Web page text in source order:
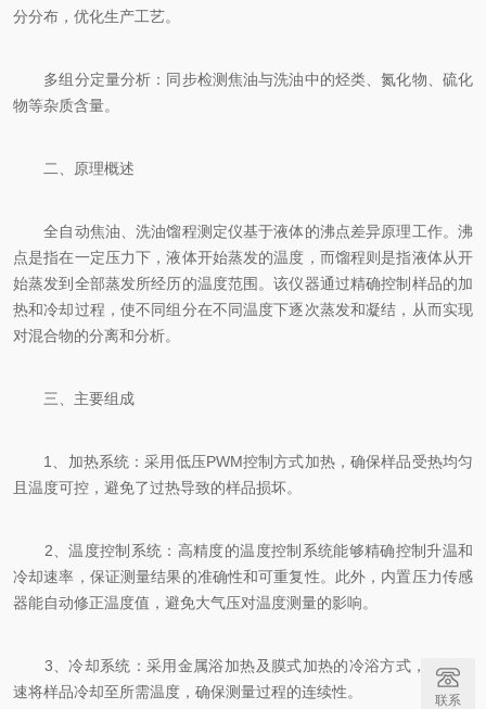
分分布，优化生产工艺。
多组分定量分析：同步检测焦油与洗油中的烃类、氮化物、硫化
物等杂质含量。
二、原理概述
全自动焦油、洗油馏程测定仪基于液体的沸点差异原理工作。沸
点是指在一定压力下，液体开始蒸发的温度，而馏程则是指液体从开
始蒸发到全部蒸发所经历的温度范围。该仪器通过精确控制样品的加
热和冷却过程，使不同组分在不同温度下逐次蒸发和凝结，从而实现
对混合物的分离和分析。
三、主要组成
1、加热系统：采用低压PWM控制方式加热，确保样品受热均匀
且温度可控，避免了过热导致的样品损坏。
2、温度控制系统：高精度的温度控制系统能够精确控制升温和
冷却速率，保证测量结果的准确性和可重复性。此外，内置压力传感
器能自动修正温度值，避免大气压对温度测量的影响。
3、冷却系统：采用金属浴加热及膜式加热的冷浴方式，能够迅
速将样品冷却至所需温度，确保测量过程的连续性。
联系